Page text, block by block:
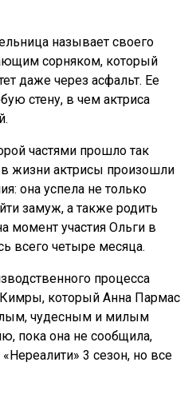
называет своего
сорняком, который
даже через асфальт. Ее
стену, в чем актриса
частями прошло так
жизни актрисы произошли
она успела не только
замуж, а также родить
момент участия Ольги в
всего четыре месяца.
процесса
Кимры, который Анна Пармас
чудесным и милым
пока она не сообщила,
3 сезон, но все